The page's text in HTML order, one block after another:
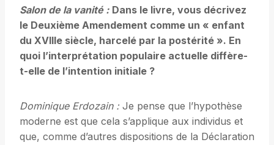
Salon de la vanité : Dans le livre, vous décrivez
le Deuxième Amendement comme un « enfant
du XVIIIe siècle, harcelé par la postérité ». En
quoi l’interprétation populaire actuelle diffère-
t-elle de l’intention initiale ?
Dominique Erdozain :Je pense que l’hypothèse
moderne est que cela s’applique aux individus et
que, comme d’autres dispositions de la Déclaration